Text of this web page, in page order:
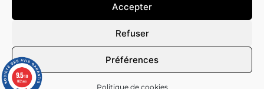
Accepter
Refuser
Préférences
Politique de cookies
Paiement sécurisé
Copyright© - Réalisé by ClictoutDEV.2024
9.5/10
602 avis